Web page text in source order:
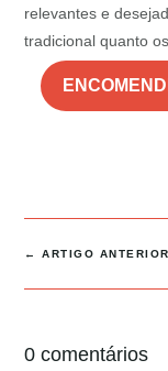
relevantes e
tradicional quanto
←ARTIGO ANTERIOR
0 comentários